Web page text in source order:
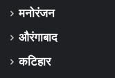
मनोरंजन
औरंगाबाद
कटिहार